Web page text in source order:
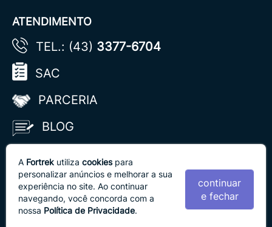
ATENDIMENTO
TEL.: (43) 3377-6704
SAC
PARCERIA
BLOG
REDES SOCIAIS
Acompanhe nossas redes sociais:
A Fortrek utiliza cookiespara
personalizar anúncios e melhorar a sua
experiência no site. Ao continuar
navegando, você concorda com a
nossa Política de Privacidade.
continuar
e fechar